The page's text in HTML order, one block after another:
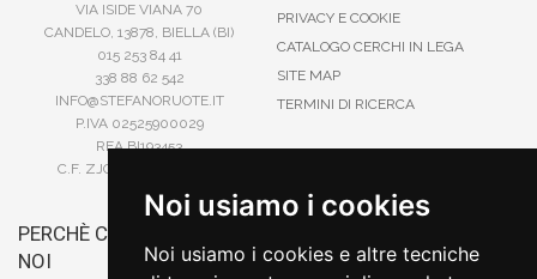
Noi usiamo i cookies
Noi usiamo i cookies e altre tecniche
VIA ISIDE VIANA 70
CANDELO, 13878, BIELLA (BI)
015 253 84 41
338 88 62 542
INFO@STEFANORUOTE.IT
P.IVA 02525900029
REA BI193453
C.F. ZJOSFN73H14A859X
PRIVACY E COOKIE
CATALOGO CERCHI IN LEGA
SITE MAP
TERMINI DI RICERCA
PERCHÈ COMPRARE DA
NOI
CARTA DI CREDITO